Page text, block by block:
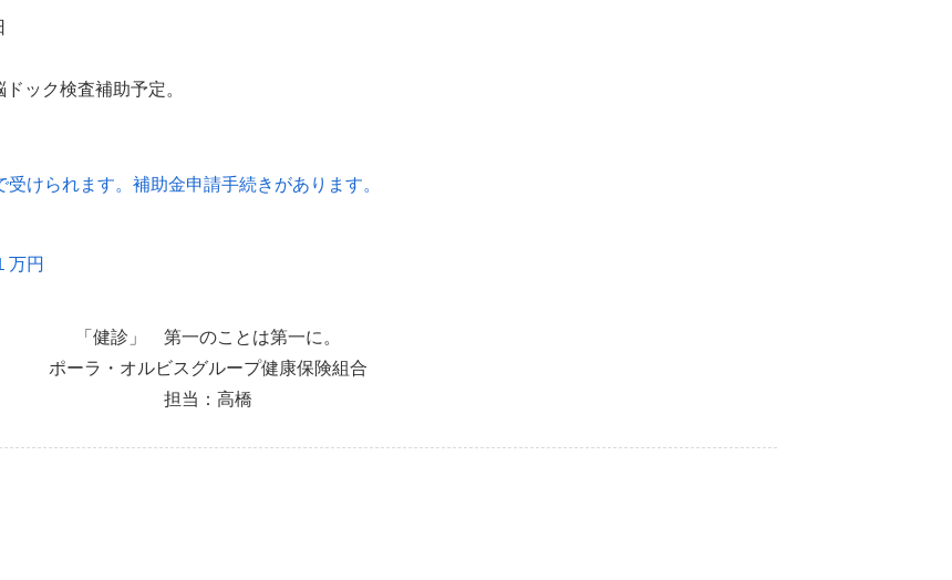
ック検査補助予定。
けられます。補助金申請手続きがあります。
万円
「健診」 第一のことは第一に。
ポーラ・オルビスグループ健康保険組合
担当：高橋